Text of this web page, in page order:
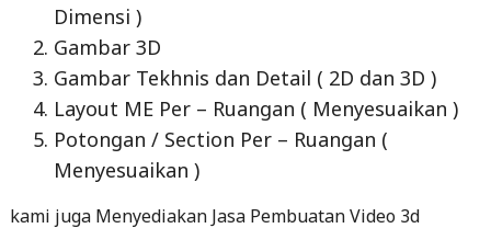
Dimensi )
Gambar 3D
Gambar Tekhnis dan Detail ( 2D dan 3D )
Layout ME Per – Ruangan ( Menyesuaikan )
Potongan / Section Per – Ruangan (
Menyesuaikan )
kami juga Menyediakan Jasa Pembuatan Video 3d